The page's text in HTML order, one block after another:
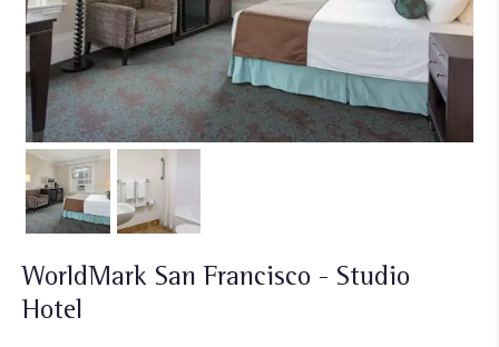
WorldMark San Francisco - Studio
Hotel